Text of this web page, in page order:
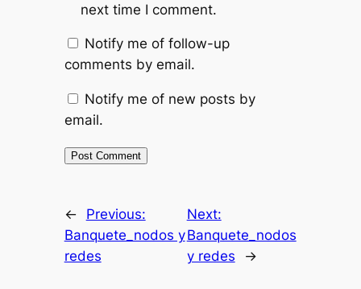
next time I comment.
Notify me of follow-up
comments by email.
Notify me of new posts by
email.
←
Previous:
Banquete_nodos y
redes
Next:
Banquete_nodos
y redes
→